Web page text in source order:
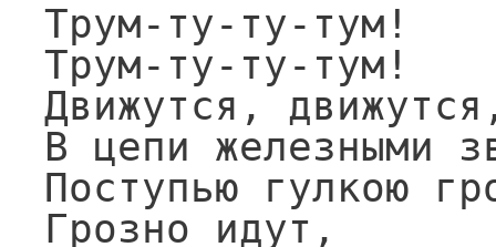
Трум-ту-ту-тум!
Трум-ту-ту-тум!
Движутся,
В цепи железными
Поступью гулкою
Грозно идут,